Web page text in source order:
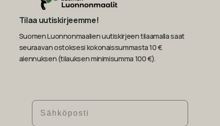
Tilaa uutiskirjeemme!
Suomen Luonnonmaalien uutiskirjeen tilaamalla saat
seuraavan ostoksesi kokonaissummasta 10 €
alennuksen (tilauksen minimisumma 100 €).
Sähköposti